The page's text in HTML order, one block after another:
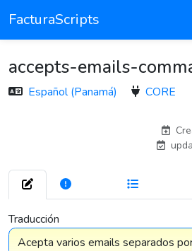
FacturaScripts
accepts-emails-
Español (Panamá) CORE
Traducción